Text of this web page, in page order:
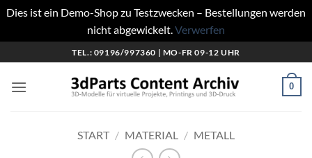
Dies ist ein Demo-Shop zu Testzwecken – Bestellungen werden
nicht abgewickelt.Verwerfen
Inhalt
springen
TEL.: 09196/997360 | MO-FR 09-12 UHR
0
START / MATERIAL / METALL